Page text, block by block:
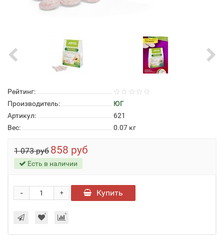
Рейтинг:
Производитель:
ЮГ
Артикул:
621
Вес:
0.07 кг
1 073 руб 858 руб
Есть в наличии
+
- Купить